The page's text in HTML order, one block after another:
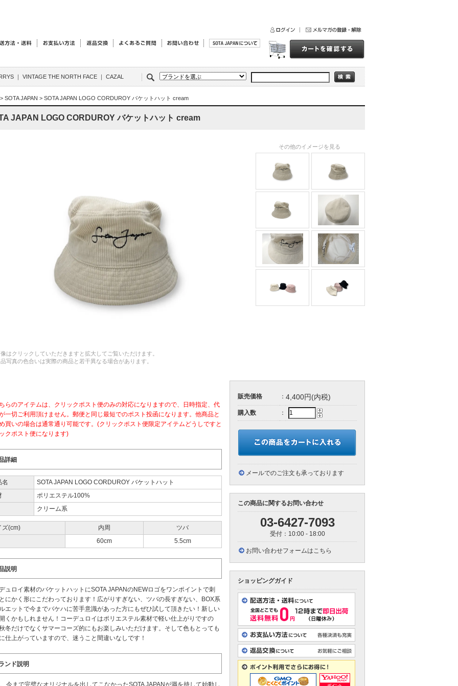
｜ VINTAGE THE NORTH FACE ｜ CAZAL
SOTA JAPAN > SOTA JAPAN LOGO CORDUROY バケットハット cream
JAPAN LOGO CORDUROY バケットハット cream
はクリックしていただきますと拡大してご覧いただけます。
写真の色合いは実際の商品と若干異なる場合があります。
その他のイメージを見る
らのアイテムは、クリックポスト便のみの対応になりますので、日時指定、代
一切ご利用頂けません。郵便と同じ最短でのポスト投函になります。他商品と
買いの場合は通常通り可能です。(クリックポスト便限定アイテムどうしですと
クポスト便になります)
詳細
名
SOTA JAPAN LOGO CORDUROY バケットハット
ポリエステル100%
クリーム系
ズ(cm) 内周
ツバ
60cm
5.5cm
説明
ュロイ素材のバケットハットにSOTA JAPANのNEWロゴをワンポイントで刺
にかく形にこだわっております！広がりすぎない、ツバの長すぎない、BOX系
エットで今までバケハに苦手意識があった方にもぜひ試して頂きたい！新しい
くかもしれません！コーデュロイはポリエステル素材で軽い仕上がりですの
冬だけでなくサマーコーズ的にもお楽しみいただけます。そして色もとっても
仕上がっていますので、迷うこと間違いなしです！
ンド説明
今まで完璧なオリジナルを出してこなかったSOTA JAPANが満を持して始動し
販売価格 ： 4,400円(内税)
購入数 ：
メールでのご注文も承っております
この商品に関するお問い合わせ
03-6427-7093
受付：10:00 - 18:00
お問い合わせフォームはこちら
ショッピングガイド